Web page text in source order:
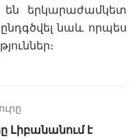
են երկարաժամկետ
նաև որպես
է